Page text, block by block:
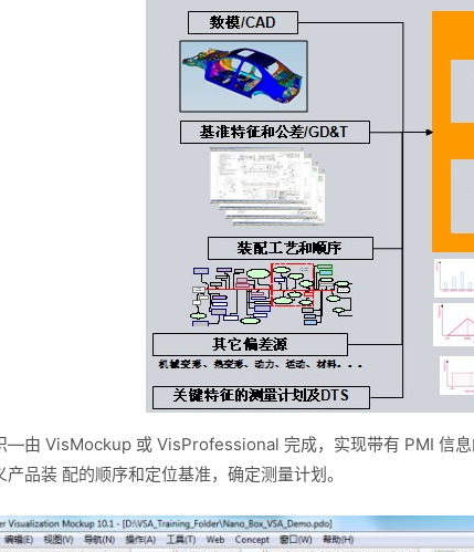
—由 VisMockup 或 VisProfessional 完成，实现带有 PMI 信
产品装 配的顺序和定位基准，确定测量计划。